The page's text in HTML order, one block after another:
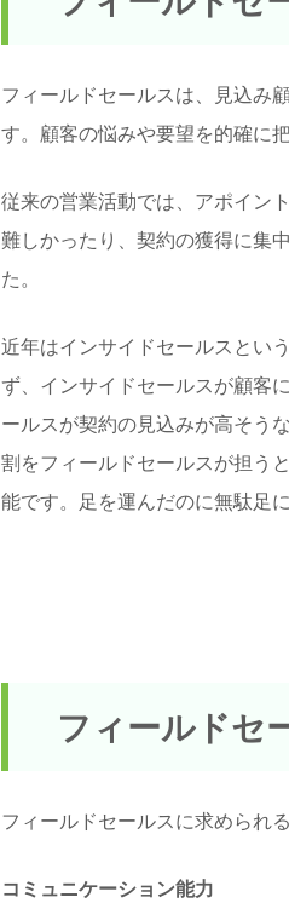
フィールドセールスは、見込み
す。顧客の悩みや要望を的確に
従来の営業活動では、アポイン
難しかったり、契約の獲得に集
た。
近年はインサイドセールスとい
ず、インサイドセールスが顧客
ールスが契約の見込みが高そう
割をフィールドセールスが担う
能です。足を運んだのに無駄足
フィールドセ
フィールドセールスに求められ
コミュニケーション能力